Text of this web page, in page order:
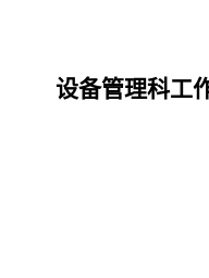
设备管理科工